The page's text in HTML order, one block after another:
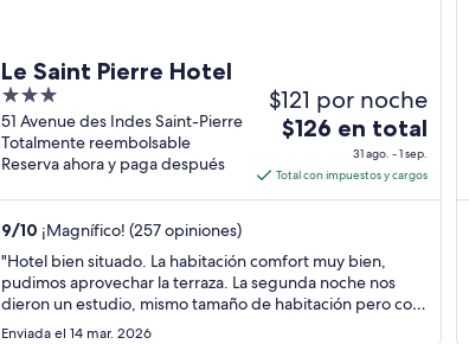
Le Saint Pierre Hotel
3
out
of
5
51 Avenue des Indes Saint-Pierre
Totalmente reembolsable
Reserva ahora y paga después
$121 por noche
El
es
de
en
total
por
$126 en total
31 ago. - 1 sep.
Total con impuestos y cargos
9/10 ¡Magnífico! (257 opiniones)
"Hotel bien situado. La habitación comfort muy bien,
pudimos aprovechar la terraza. La segunda noche nos
dieron un estudio, mismo tamaño de habitación pero con
cocinita en terraza cubierta. El desayuno decepcionante,
Enviada el 14 mar. 2026